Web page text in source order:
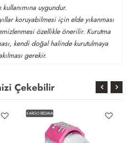
kullanımına uygundur.
koruyabilmesi için elde yıkanması
özellikle önerilir. Kurutma
kendi doğal halinde kurutulmaya
gerekir.
Çekebilir
KARGO BEDAVA